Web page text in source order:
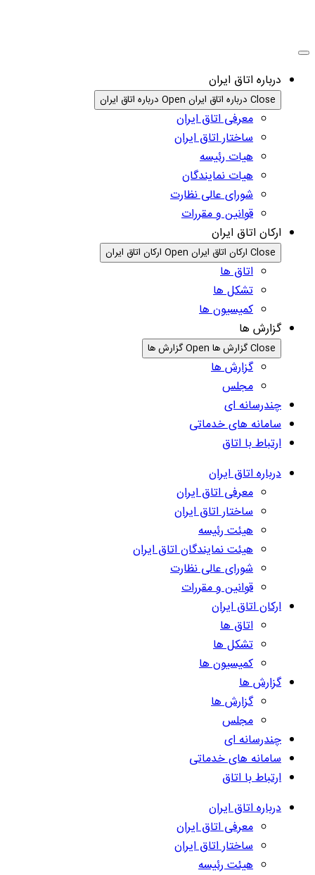
درباره اتاق ایران
Close درباره اتاق ایران Open درباره اتاق ایران
معرفی اتاق ایران
ساختار اتاق ایران
هیات رئیسه
هیات نمایندگان
شورای عالی نظارت
قوانین و مقررات
ارکان اتاق ایران
Close ارکان اتاق ایران Open ارکان اتاق ایران
اتاق ها
تشکل ها
کمیسیون ها
گزارش ها
Close گزارش ها Open گزارش ها
گزارش ها
مجلس
چندرسانه ای
سامانه های خدماتی
ارتباط با اتاق
درباره اتاق ایران
معرفی اتاق ایران
ساختار اتاق ایران
هیئت رئیسه
هیئت نمایندگان اتاق ایران
شورای عالی نظارت
قوانین و مقررات
ارکان اتاق ایران
اتاق ها
تشکل ها
کمیسیون ها
گزارش ها
گزارش ها
مجلس
چندرسانه ای
سامانه های خدماتی
ارتباط با اتاق
درباره اتاق ایران
معرفی اتاق ایران
ساختار اتاق ایران
هیئت رئیسه